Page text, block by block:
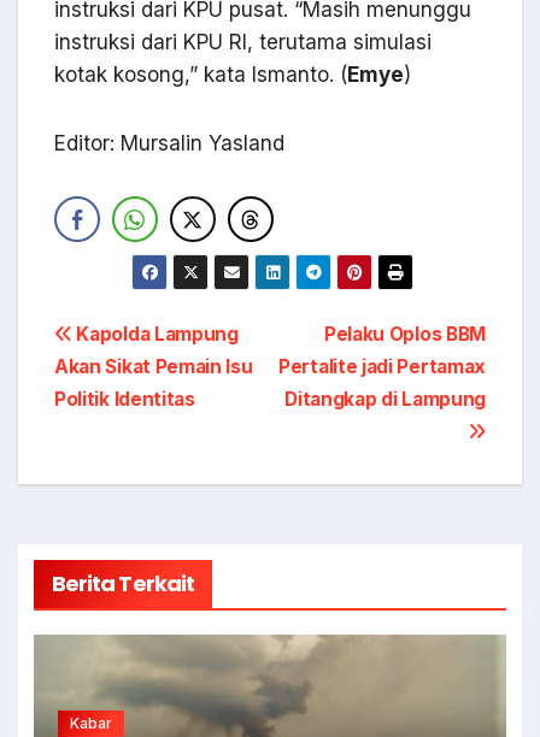
instruksi dari KPU pusat. “Masih menunggu
instruksi dari KPU RI, terutama simulasi
kotak kosong,” kata Ismanto. ( Emye)
Editor: Mursalin Yasland
Navigasi
pos
Pelaku Oplos BBM
Pertalite jadi Pertamax
Ditangkap di Lampung
Kapolda Lampung
Akan Sikat Pemain Isu
Politik Identitas
Berita Terkait
Kabar